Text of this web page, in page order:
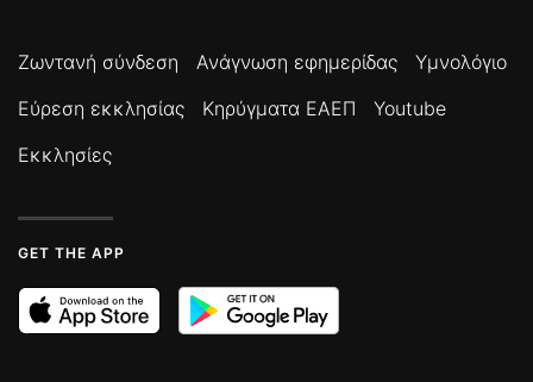
Ζωντανή σύνδεση Ανάγνωση εφημερίδας
Υμνολόγιο
Εύρεση εκκλησίας
Κηρύγματα ΕΑΕΠ
Youtube
Εκκλησίες
GET THE APP